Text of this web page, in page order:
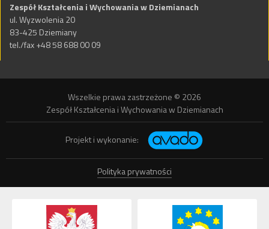
Zespół Kształcenia i Wychowania w Dziemianach
ul. Wyzwolenia 20
83-425 Dziemiany
tel./fax +48 58 688 00 09
Wszelkie prawa zastrzeżone © 2026
Zespół Kształcenia i Wychowania w Dziemianach
Projekt i wykonanie:
Polityka prywatności